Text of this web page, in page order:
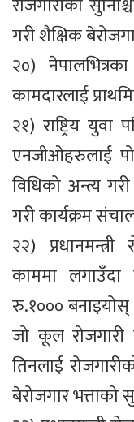
रोजगारीको
गरी शैक्षिक
२०)
कामदारलाई
२१) राष्ट्रिय
एनजीओहरुलाई
विधिको अन्त्य
गरी कार्यक्रम
२२) प्रधानमन्त्री
काममा
रु.१०००
जो कूल
तिनलाई
बेरोजगार भत्ताको